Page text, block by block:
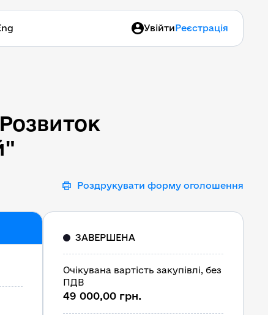
УвійтиРеєстрація
Роздрукувати форму оголошення
ЗАВЕРШЕНА
Очікувана вартість закупівлі, без
ПДВ
49 000,00 грн.